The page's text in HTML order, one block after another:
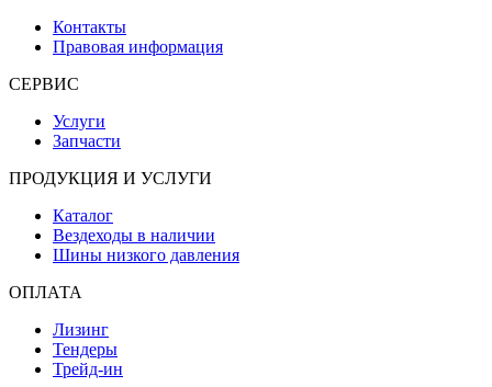
Контакты
Правовая информация
СЕРВИС
Услуги
Запчасти
ПРОДУКЦИЯ И УСЛУГИ
Каталог
Вездеходы в наличии
Шины низкого давления
ОПЛАТА
Лизинг
Тендеры
Трейд-ин